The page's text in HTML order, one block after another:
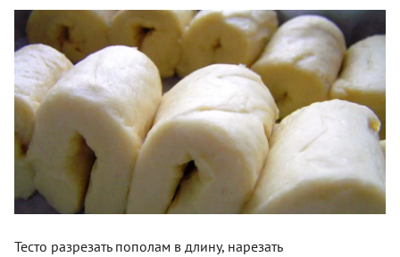
Тесто разрезать пополам в длину, нарезать